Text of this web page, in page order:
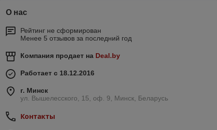
О нас
Рейтинг не сформирован
Менее 5 отзывов за последний год
Компания продает на Deal.by
Работает с 18.12.2016
г. Минск
ул. Вышелесского, 15, оф. 9, Минск, Беларусь
Контакты